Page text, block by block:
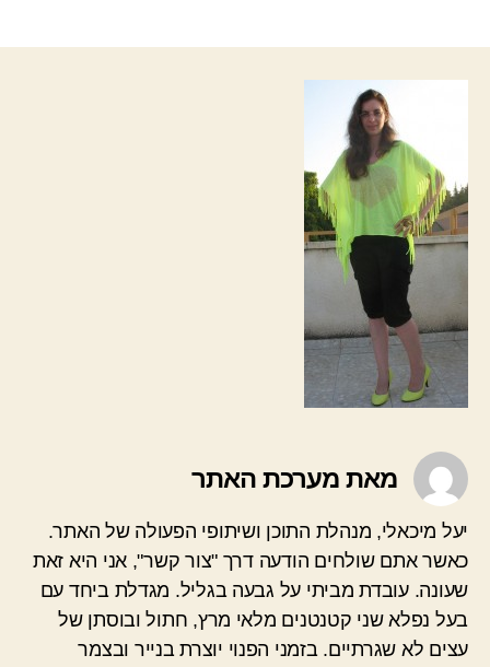
מאת מערכת האתר
יעל מיכאלי, מנהלת התוכן ושיתופי הפעולה של האתר.
כאשר אתם שולחים הודעה דרך "צור קשר", אני היא זאת
שעונה. עובדת מביתי על גבעה בגליל. מגדלת ביחד עם
בעל נפלא שני קטנטנים מלאי מרץ, חתול ובוסתן של
עצים לא שגרתיים. בזמני הפנוי יוצרת בנייר ובצמר